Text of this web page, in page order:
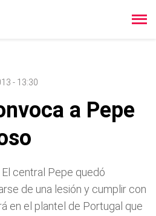
- 13:30
a Pepe
El central Pepe quedó
de una lesión y cumplir con
en el plantel de Portugal que